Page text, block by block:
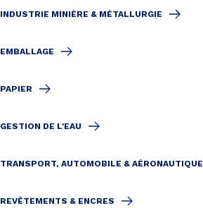
INDUSTRIE MINIÈRE & MÉTALLURGIE
EMBALLAGE
PAPIER
GESTION DE L'EAU
TRANSPORT, AUTOMOBILE & AÉRONAUTIQUE
REVÊTEMENTS & ENCRES